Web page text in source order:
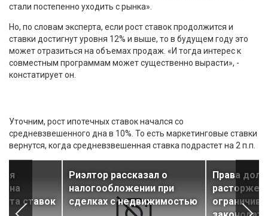
стали постепенно уходить с рынка».
Но, по словам эксперта, если рост ставок продолжится и
ставки достигнут уровня 12% и выше, то в будущем году это
может отразиться на объемах продаж. «И тогда интерес к
совместным программам может существенно вырасти», -
констатирует он.
Уточним, рост ипотечных ставок начался со
средневзвешенного дна в 10%. То есть маркетинговые ставки
вернутся, когда средневзвешенная ставка подрастет на 2 п.п.
на
ставок
Риэлтор рассказал о
налогообложении при
сделках с недвижимостью
Права